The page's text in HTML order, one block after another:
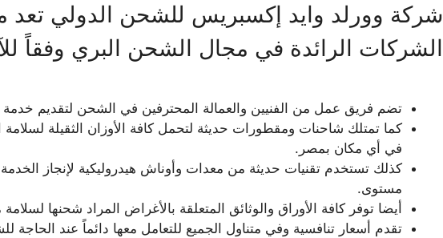
شركة وورلد وايد إكسبريس للشحن الدولي تعد
الشركات الرائدة في مجال الشحن البري وفقاً
تضم فريق عمل من الفنيين والعمالة المحترفين في الشحن لتقديم خدمة
كما تمتلك شاحنات ومقطورات حديثة لتحمل كافة الأوزان الثقيلة
في أي مكان بمصر.
كذلك تستخدم تقنيات حديثة من معدات وأوناش هيدروليكية لإنجاز
مستوى.
أيضا توفر كافة الأوراق والوثائق المتعلقة بالأغراض المراد شحنها
تقدم أسعار تنافسية وفي متناول الجميع للتعامل معها دائماً عند الحاجة